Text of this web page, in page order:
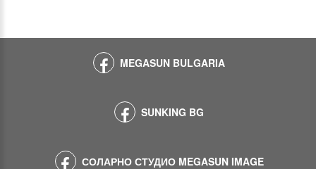
MEGASUN BULGARIA
SUNKING BG
СОЛАРНО СТУДИО MEGASUN IMAGE